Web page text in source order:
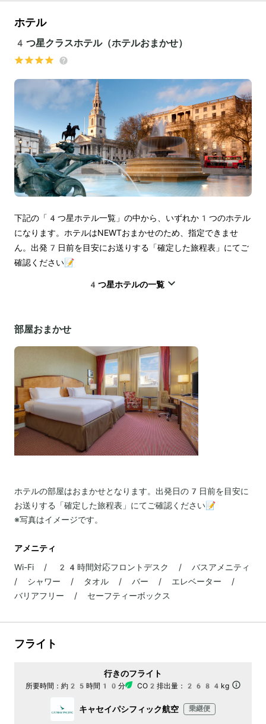
ホテル
4つ星クラスホテル（ホテルおまかせ）
下記の「4つ星ホテル一覧」の中から、いずれか1つのホテル
になります。ホテルはNEWTおまかせのため、指定できませ
ん。出発7日前を目安にお送りする「確定した旅程表」にてご
確認ください📝
4つ星ホテルの一覧
部屋おまかせ
ホテルの部屋はおまかせとなります。出発日の7日前を目安に
お送りする「確定した旅程表」にてご確認ください📝
※写真はイメージです。
アメニティ
Wi-Fi / 24時間対応フロントデスク / バスアメニティ
/ シャワー / タオル / バー / エレベーター /
バリアフリー / セーフティーボックス
フライト
行きのフライト
所要時間： 約25時間10分 CO2排出量： 2684kg
キャセイパシフィック航空 乗継便